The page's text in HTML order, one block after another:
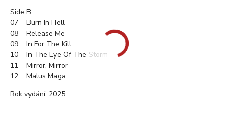
Side B:
07 Burn In Hell
08 Release Me
09 In For The Kill
10 In The Eye Of The Storm
11 Mirror, Mirror
12 Malus Maga
Rok vydání: 2025